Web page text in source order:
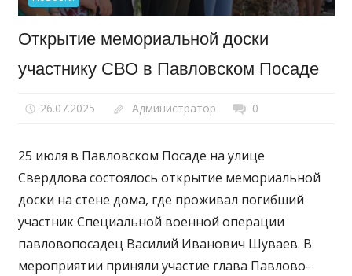
Открытие мемориальной доски
участнику СВО в Павловском Посаде
26.07.2025 Администратор 0
25 июля в Павловском Посаде на улице
Свердлова состоялось открытие мемориальной
доски на стене дома, где проживал погибший
участник Специальной военной операции
павловопосадец Василий Иванович Шуваев. В
мероприятии приняли участие глава Павлово-